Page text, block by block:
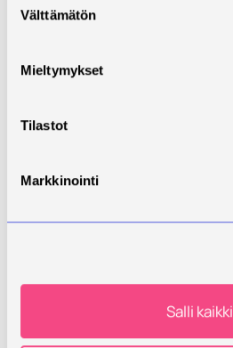
valinta
Välttämätön
Mieltymykset
Tilastot
Markkinointi
Salli kaikki